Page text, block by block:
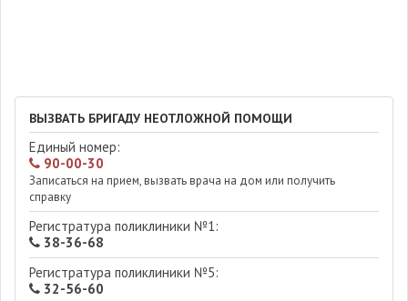
ВЫЗВАТЬ БРИГАДУ НЕОТЛОЖНОЙ ПОМОЩИ
Единый номер:
90-00-30
Записаться на прием, вызвать врача на дом или получить
справку
Регистратура поликлиники №1:
38-36-68
Регистратура поликлиники №5:
32-56-60